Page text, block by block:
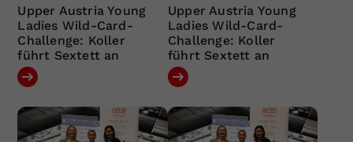
Upper Austria Young
Ladies Wild-Card-
Challenge: Koller
führt Sextett an
Upper Austria Young
Ladies Wild-Card-
Challenge: Koller
führt Sextett an